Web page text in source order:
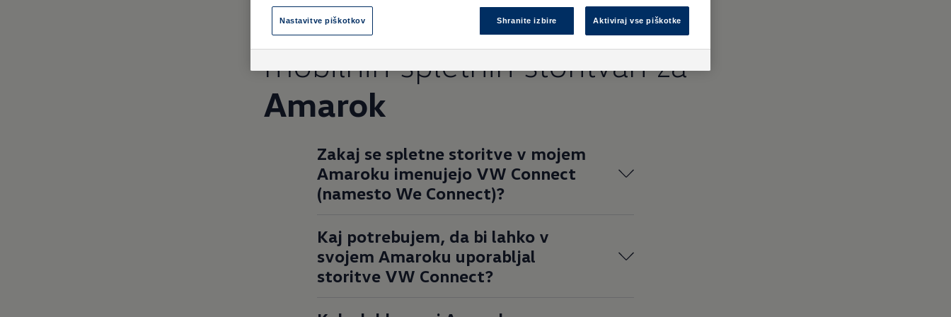
Vprašanja in odgovori o
mobilnih spletnih storitvah za
Amarok
Zakaj se spletne storitve v mojem
Amaroku imenujejo VW Connect
(namesto We Connect)?
Kaj potrebujem, da bi lahko v
svojem Amaroku uporabljal
storitve VW Connect?
Nastavitve piškotkov Shranite izbire Aktiviraj vse piškotke